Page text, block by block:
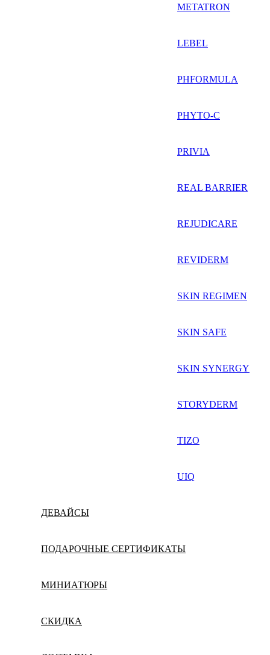
METATRON
LEBEL
PHFORMULA
PHYTO-C
PRIVIA
REAL BARRIER
REJUDICARE
REVIDERM
SKIN REGIMEN
SKIN SAFE
SKIN SYNERGY
STORYDERM
TIZO
UIQ
ДЕВАЙСЫ
ПОДАРОЧНЫЕ СЕРТИФИКАТЫ
МИНИАТЮРЫ
СКИДКА